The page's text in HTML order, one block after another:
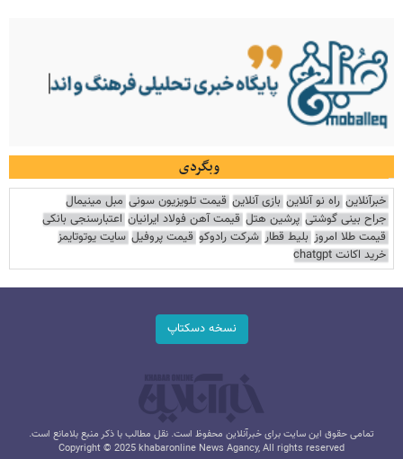
وبگردی
خبرآنلاین راه نو آنلاین بازی آنلاین قیمت تلویزیون سونی مبل مینیمال
جراح بینی گوشتی پرشین هتل قیمت آهن فولاد ایرانیان اعتبارسنجی بانکی
قیمت طلا امروز بلیط قطار شرکت رادوکو قیمت پروفیل سایت یوتوتایمز
خرید اکانت chatgpt
نسخه دسکتاپ
تمامی حقوق این سایت برای خبرآنلاین محفوظ است. نقل مطالب با ذکر منبع بلامانع است.
Copyright © 2025 khabaronline News Agancy, All rights reserved